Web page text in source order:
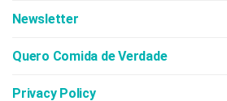
Newsletter
Quero Comida de Verdade
Privacy Policy